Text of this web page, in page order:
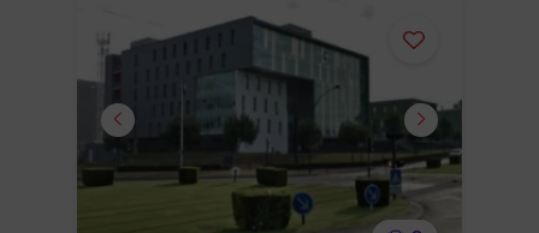
Ajouter
ou
supprimer